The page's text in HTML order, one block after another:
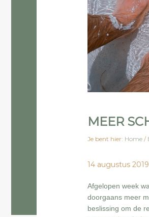
MEER
Je bent hier: Home /
14 augustus 2019
Afgelopen week
doorgaans meer
beslissing om de